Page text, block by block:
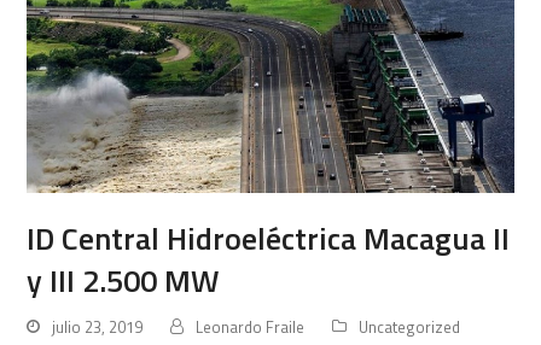
ID Central Hidroeléctrica Macagua II
y III 2.500 MW
julio 23, 2019 Leonardo Fraile Uncategorized